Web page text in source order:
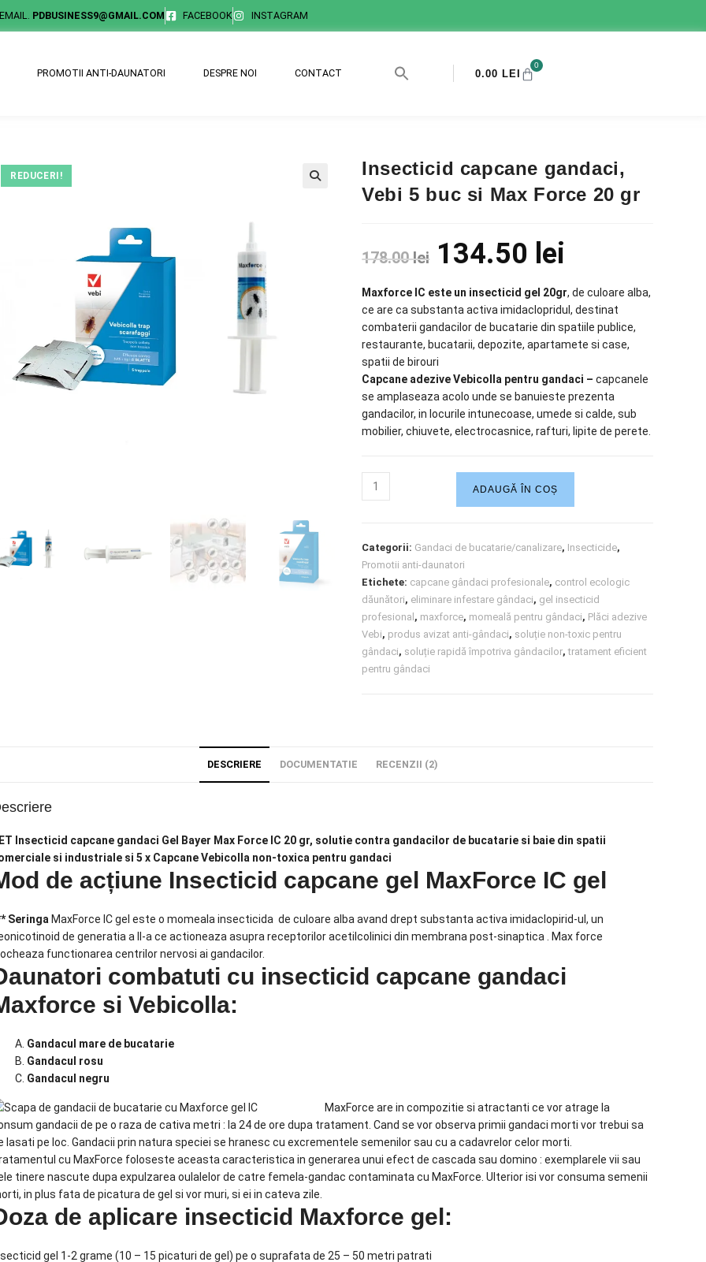
EMAIL. PDBUSINESS9@GMAIL.COM FACEBOOK INSTAGRAM
PROMOTII ANTI-DAUNATORI DESPRE NOI CONTACT 0.00 LEI
0
REDUCERI!
Insecticid capcane gandaci,
Vebi 5 buc si Max Force 20 gr
178.00lei 134.50 lei
Maxforce IC este un insecticid gel 20gr, de culoare alba,
ce are ca substanta activa imidaclopridul, destinat
combaterii gandacilor de bucatarie din spatiile publice,
restaurante, bucatarii, depozite, apartamete si case,
spatii de birouri
Capcane adezive Vebicolla pentru gandaci –capcanele
se amplaseaza acolo unde se banuieste prezenta
gandacilor, in locurile intunecoase, umede si calde, sub
mobilier, chiuvete, electrocasnice, rafturi, lipite de perete.
ADAUGĂ ÎN COȘ
Categorii: Gandaci de bucatarie/canalizare, Insecticide,
Promotii anti-daunatori
Etichete: capcane gândaci profesionale, control ecologic
dăunători, eliminare infestare gândaci, gel insecticid
profesional, maxforce, momeală pentru gândaci, Plăci adezive
Vebi, produs avizat anti-gândaci, soluție non-toxic pentru
gândaci, soluție rapidă împotriva gândacilor,tratament eficient
pentru gândaci
DESCRIERE DOCUMENTATIE RECENZII (2)
Insecticid capcane gandaci Gel Bayer Max Force IC 20 gr, solutie contra gandacilor de bucatarie si baie din spatii
si industriale si 5 x Capcane Vebicolla non-toxica pentru gandaci
de acțiune Insecticid capcane gel MaxForce IC gel
Seringa MaxForce IC gel este o momeala insecticida de culoare alba avand drept substanta activa imidaclopirid-ul, un
de generatia a II-a ce actioneaza asupra receptorilor acetilcolinici din membrana post-sinaptica . Max force
functionarea centrilor nervosi ai gandacilor.
combatuti cu insecticid capcane gandaci
si Vebicolla:
Gandacul mare de bucatarie
Gandacul rosu
Gandacul negru
MaxForce are in compozitie si atractanti ce vor atrage la
gandacii de pe o raza de cativa metri : la 24 de ore dupa tratament. Cand se vor observa primii gandaci morti vor trebui sa
lasati pe loc. Gandacii prin natura speciei se hranesc cu excrementele semenilor sau cu a cadavrelor celor morti.
cu MaxForce foloseste aceasta caracteristica in generarea unui efect de cascada sau domino : exemplarele vii sau
tinere nascute dupa expulzarea oulalelor de catre femela-gandac contaminata cu MaxForce. Ulterior isi vor consuma semenii
in plus fata de picatura de gel si vor muri, si ei in cateva zile.
de aplicare insecticid Maxforce gel:
gel 1-2 grame (10 – 15 picaturi de gel) pe o suprafata de 25 – 50 metri patrati